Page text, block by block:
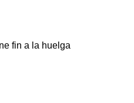
fin a la huelga